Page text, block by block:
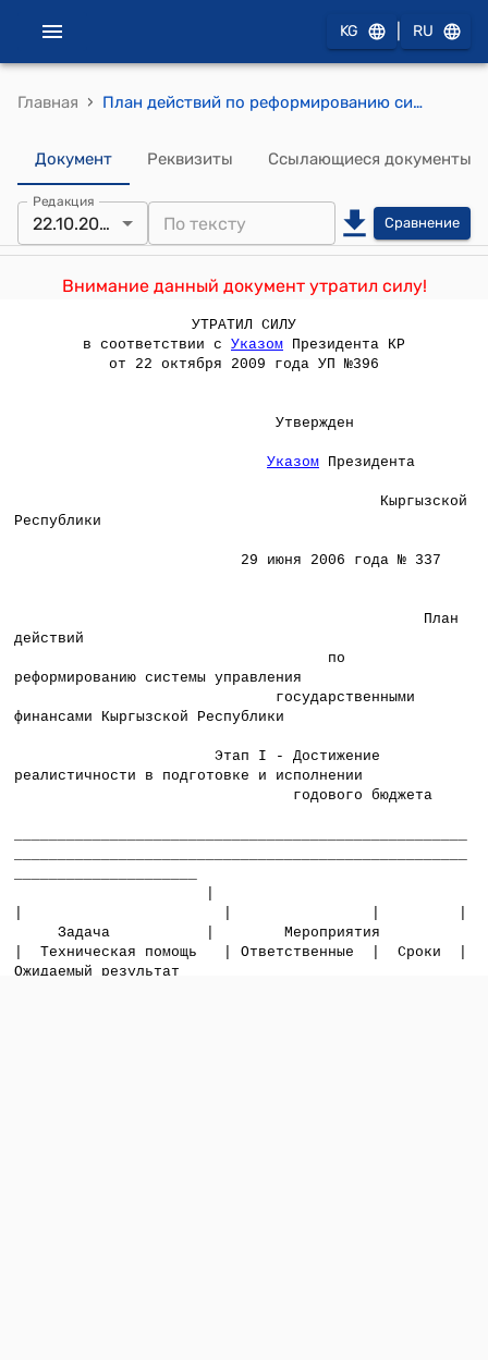
KG RU
Главная › План действий по реформированию системы управления государственными финансами Кыргызской Республики
Документ Реквизиты Ссылающиеся документы
Редакция
22.10.2009 Сравнение
Внимание данный документ утратил силу!